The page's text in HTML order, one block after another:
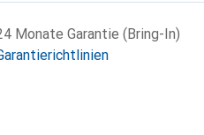
Monate Garantie (Bring-In)